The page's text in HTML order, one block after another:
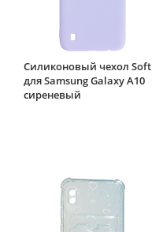
Силиконовый чехол Soft
для Samsung Galaxy A10
сиреневый